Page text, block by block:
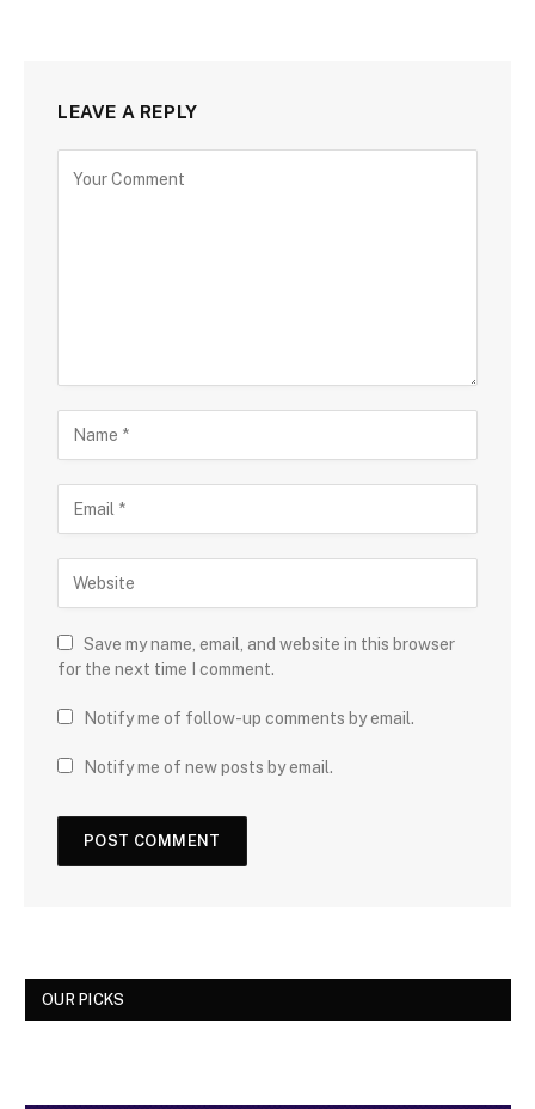
LEAVE A REPLY
Save my name, email, and website in this browser
for the next time I comment.
Notify me of follow-up comments by email.
Notify me of new posts by email.
OUR PICKS